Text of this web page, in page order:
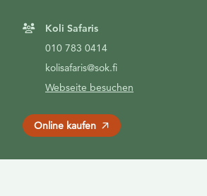
Koli Safaris
010 783 0414
kolisafaris@sok.fi
Webseite besuchen
Online kaufen